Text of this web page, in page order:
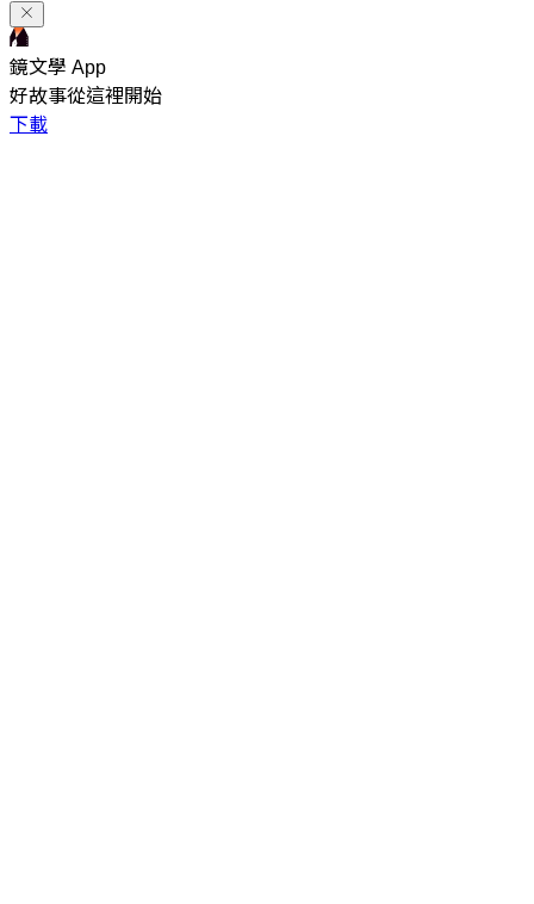
鏡文學 App
好故事從這裡開始
下載